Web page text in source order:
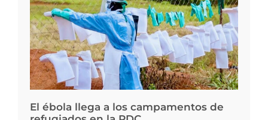
El ébola llega a los campamentos de